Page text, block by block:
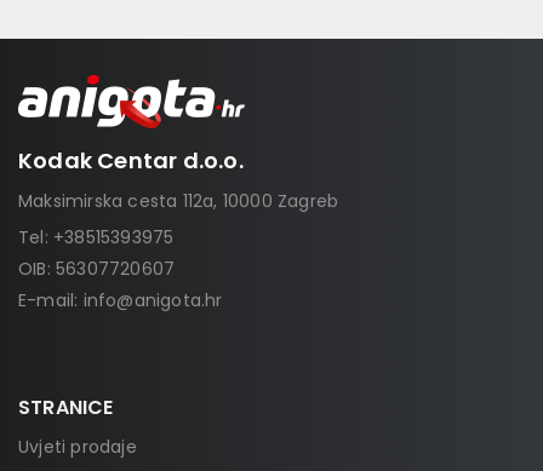
Kodak Centar d.o.o.
Maksimirska cesta 112a, 10000 Zagreb
Tel: +38515393975
OIB: 56307720607
E-mail: info@anigota.hr
STRANICE
Uvjeti prodaje